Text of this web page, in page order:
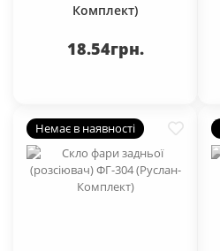
Комплект)
18.54грн.
Немає в наявності